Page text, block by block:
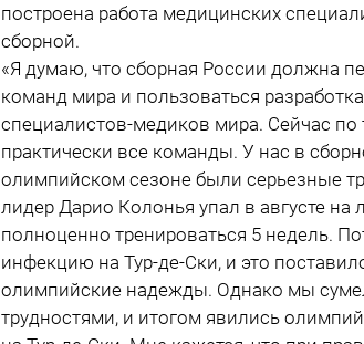
построена работа медицинских
сборной.
«Я думаю, что сборная России должна
команд мира и пользоваться
специалистов-медиков мира. Сейчас по
практически все команды. У нас в
олимпийском сезоне были серьезные
лидер Дарио Колонья упал в августе
полноценно тренироваться 5 недель.
инфекцию на Тур-де-Ски, и это
олимпийские надежды. Однако мы
трудностями, и итогом явились